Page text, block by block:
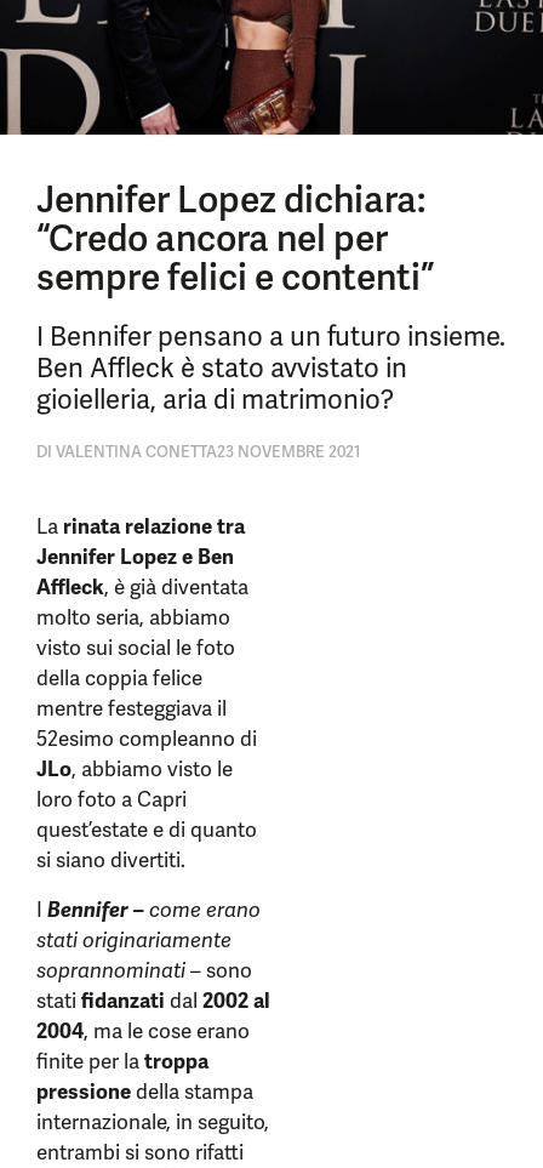
Jennifer Lopez dichiara:
“Credo ancora nel per
sempre felici e contenti”
I Bennifer pensano a un futuro insieme.
Ben Affleck è stato avvistato in
gioielleria, aria di matrimonio?
DI VALENTINA CONETTA23 NOVEMBRE 2021
La rinata relazione tra
Jennifer Lopez e Ben
Affleck, è già diventata
molto seria, abbiamo
visto sui social le foto
della coppia felice
mentre festeggiava il
52esimo compleanno di
JLo, abbiamo visto le
loro foto a Capri
quest’estate e di quanto
si siano divertiti.
I Bennifer–come erano
stati originariamente
soprannominati– sono
statifidanzati dal 2002 al
2004, ma le cose erano
finite per latroppa
pressionedella stampa
internazionale, in seguito,
entrambi si sono rifatti